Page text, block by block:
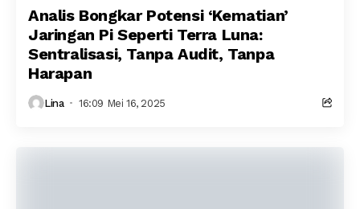
Analis Bongkar Potensi ‘Kematian’
Jaringan Pi Seperti Terra Luna:
Sentralisasi, Tanpa Audit, Tanpa
Harapan
Lina 16:09 Mei 16, 2025